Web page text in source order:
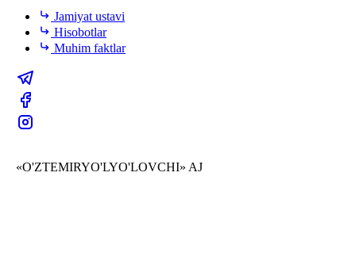
Jamiyat ustavi
Hisobotlar
Muhim faktlar
«O'ZTEMIRYO'LYO'LOVCHI» AJ